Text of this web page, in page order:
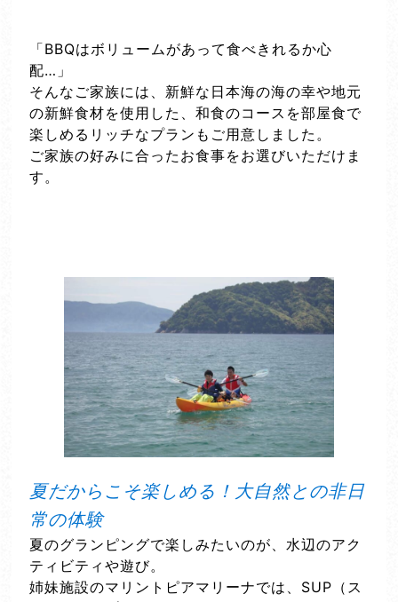
「BBQはボリュームがあって食べきれるか心
配…」
そんなご家族には、新鮮な日本海の海の幸や地元
の新鮮食材を使用した、和食のコースを部屋食で
楽しめるリッチなプランもご用意しました。
ご家族の好みに合ったお食事をお選びいただけま
す。
夏だからこそ楽しめる！大自然との非日
常の体験
夏のグランピングで楽しみたいのが、水辺のアク
ティビティや遊び。
姉妹施設のマリントピアマリーナでは、SUP（ス